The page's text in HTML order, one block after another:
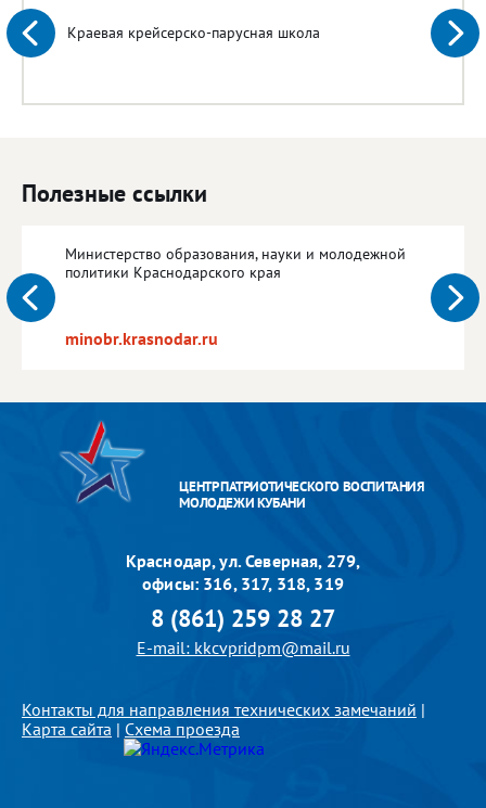
Краевая крейсерско-парусная школа
Полезные ссылки
Министерство образования, науки и молодежной
политики Краснодарского края
minobr.krasnodar.ru
ЦЕНТР ПАТРИОТИЧЕСКОГО ВОСПИТАНИЯ
МОЛОДЕЖИ КУБАНИ
Краснодар, ул. Северная, 279,
офисы: 316, 317, 318, 319
8 (861) 259 28 27
E-mail: kkcvpridpm@mail.ru
Контакты для направления технических замечаний |
Карта сайта | Схема проезда